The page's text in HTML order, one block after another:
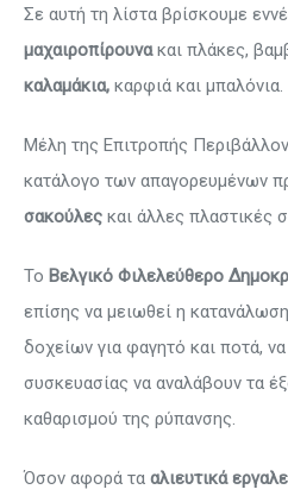
Σε αυτή τη λίστα βρίσκουμε
μαχαιροπίρουνακαι πλάκες,
καλαμάκια, καρφιά και μπαλόνια.
Μέλη της Επιτροπής
κατάλογο των απαγορευμένων
σακούλες και άλλες πλαστικές
Το Βελγικό Φιλελεύθερο
επίσης να μειωθεί η
δοχείων για φαγητό και ποτά,
συσκευασίας να αναλάβουν τα
καθαρισμού της ρύπανσης.
Όσον αφορά τα αλιευτικά